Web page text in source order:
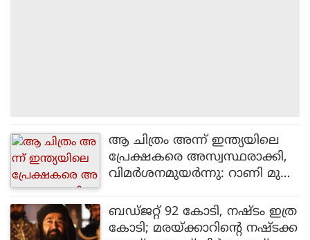
ആ ചിത്രം അന്ന് ഇന്ത്യയിലെ
പ്രേക്ഷകരെ അസ്വസ്ഥരാക്കി,
വിമർശനമുയർന്നു: റാണി മുഖ
ബഡ്ജറ്റ് 92 കോടി, നഷ്ടം ഇത്ര
കോടി; മരയ്ക്കാറിന്റെ നഷ്ടക്ക